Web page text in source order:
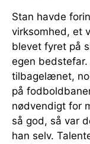
Stan havde
virksomhed, et
blevet fyret på
egen
tilbagelænet,
på
nødvendigt for
så god, så var
han selv.